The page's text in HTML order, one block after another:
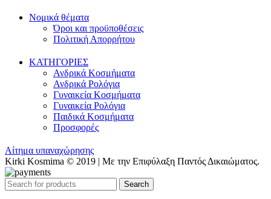
Νομικά θέματα
Όροι και προϋποθέσεις
Πολιτική Απορρήτου
ΚΑΤΗΓΟΡΙΕΣ
Ανδρικά Κοσμήματα
Ανδρικά Ρολόγια
Γυναικεία Κοσμήματα
Γυναικεία Ρολόγια
Παιδικά Κοσμήματα
Προσφορές
Αίτημα υπαναχώρησης
Kirki Kosmima © 2019 | Με την Επιφύλαξη Παντός Δικαιώματος.
Search